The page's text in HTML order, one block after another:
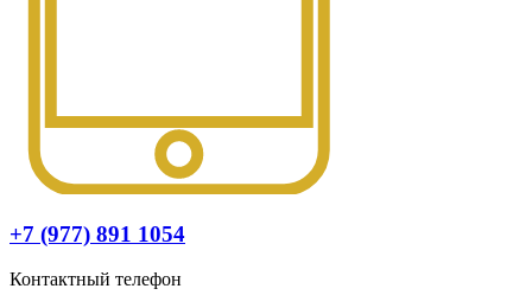
+7 (977) 891 1054
Контактный телефон